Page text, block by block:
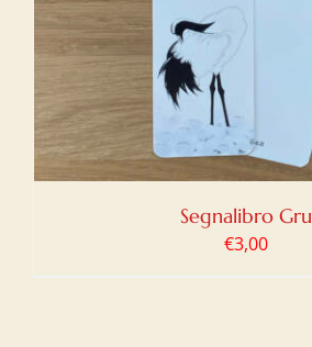
Segnalibro Gru
€3,00